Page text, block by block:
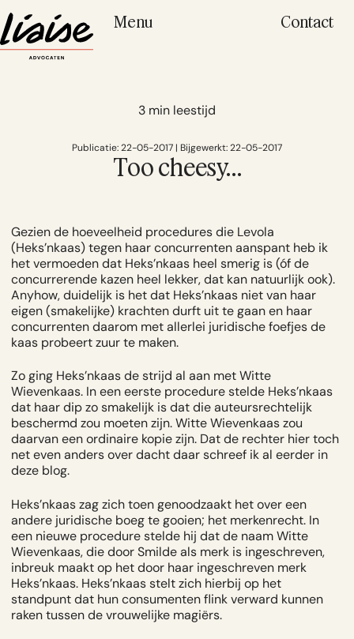
Menu Contact
3 min leestijd
Publicatie: 22-05-2017 | Bijgewerkt: 22-05-2017
Too cheesy…
Gezien de hoeveelheid procedures die Levola
(Heks’nkaas) tegen haar concurrenten aanspant heb ik
het vermoeden dat Heks’nkaas heel smerig is (óf de
concurrerende kazen heel lekker, dat kan natuurlijk ook).
Anyhow, duidelijk is het dat Heks’nkaas niet van haar
eigen (smakelijke) krachten durft uit te gaan en haar
concurrenten daarom met allerlei juridische foefjes de
kaas probeert zuur te maken.
Zo ging Heks’nkaas de strijd al aan met Witte
Wievenkaas. In een eerste procedure stelde Heks’nkaas
dat haar dip zo smakelijk is dat die auteursrechtelijk
beschermd zou moeten zijn. Witte Wievenkaas zou
daarvan een ordinaire kopie zijn. Dat de rechter hier toch
net even anders over dacht daar schreef ik al eerder in
deze blog.
Heks’nkaas zag zich toen genoodzaakt het over een
andere juridische boeg te gooien; het merkenrecht. In
een nieuwe procedure stelde hij dat de naam Witte
Wievenkaas, die door Smilde als merk is ingeschreven,
inbreuk maakt op het door haar ingeschreven merk
Heks’nkaas. Heks’nkaas stelt zich hierbij op het
standpunt dat hun consumenten flink verward kunnen
raken tussen de vrouwelijke magiërs.